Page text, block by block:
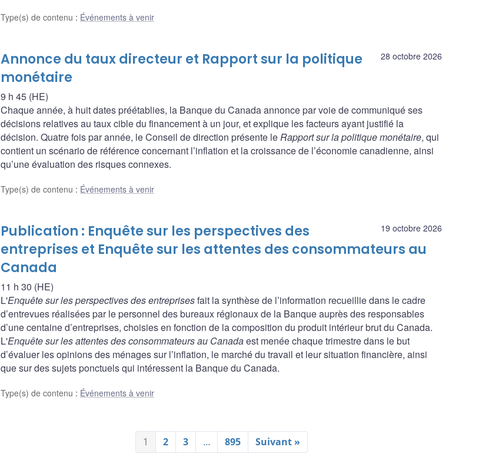
Type(s) de contenu : Événements à venir
28 octobre 2026
Annonce du taux directeur et Rapport sur la politique
monétaire
9 h 45 (HE)
Chaque année, à huit dates préétablies, la Banque du Canada annonce par voie de communiqué ses
décisions relatives au taux cible du financement à un jour, et explique les facteurs ayant justifié la
décision. Quatre fois par année, le Conseil de direction présente leRapport sur la politique monétaire, qui
contient un scénario de référence concernant l’inflation et la croissance de l’économie canadienne, ainsi
qu’une évaluation des risques connexes.
Type(s) de contenu : Événements à venir
19 octobre 2026
Publication : Enquête sur les perspectives des
entreprises et Enquête sur les attentes des consommateurs au
Canada
11 h 30 (HE)
L'Enquête sur les perspectives des entreprisesfait la synthèse de l’information recueillie dans le cadre
d’entrevues réalisées par le personnel des bureaux régionaux de la Banque auprès des responsables
d’une centaine d’entreprises, choisies en fonction de la composition du produit intérieur brut du Canada.
L'Enquête sur les attentes des consommateurs au Canadaest menée chaque trimestre dans le but
d’évaluer les opinions des ménages sur l’inflation, le marché du travail et leur situation financière, ainsi
que sur des sujets ponctuels qui intéressent la Banque du Canada.
Type(s) de contenu : Événements à venir
1 2 3 … 895 Suivant »